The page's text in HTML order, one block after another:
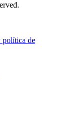
política de